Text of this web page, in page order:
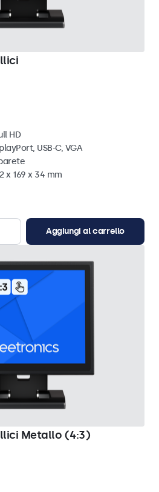
HD
USB-C, VGA
x 169 x 34 mm
Aggiungi al carrello
Metallo (4:3)